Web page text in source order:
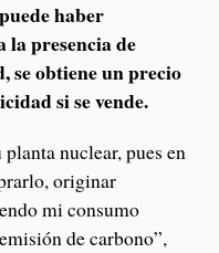
puede haber
la presencia de
se obtiene un precio
si se vende.
nuclear, pues en
originar
mi consumo
de carbono”,